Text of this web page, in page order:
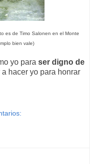
es de Timo Salonen en el Monte
bien vale)
yo para ser digno de
hacer yo para honrar